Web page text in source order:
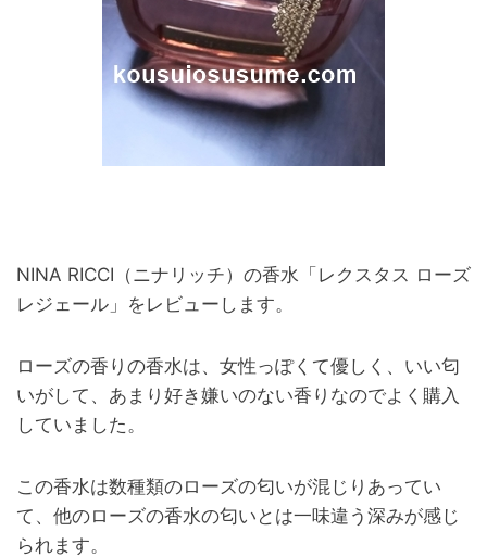
NINA RICCI（ニナリッチ）の香水「レクスタス ローズ
レジェール」をレビューします。
ローズの香りの香水は、女性っぽくて優しく、いい匂
いがして、あまり好き嫌いのない香りなのでよく購入
していました。
この香水は数種類のローズの匂いが混じりあってい
て、他のローズの香水の匂いとは一味違う深みが感じ
られます。